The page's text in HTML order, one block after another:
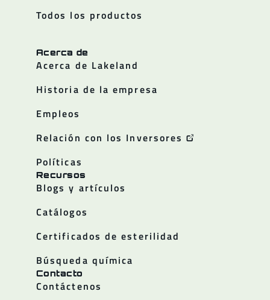
Todos los productos
Acerca de
Acerca de Lakeland
Historia de la empresa
Empleos
Relación con los Inversores
Políticas
Recursos
Blogs y artículos
Catálogos
Certificados de esterilidad
Búsqueda química
Contacto
Contáctenos